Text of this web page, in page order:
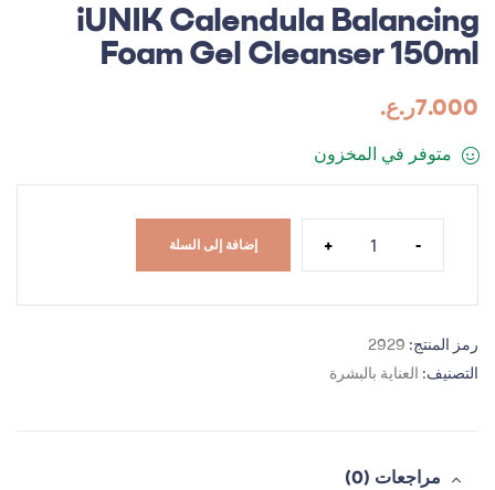
iUNIK Calendula Balancing
Foam Gel Cleanser 150ml
7.000ر.ع.
متوفر في المخزون
-
+ إضافة إلى السلة
رمز المنتج: 2929
التصنيف: العناية بالبشرة
مراجعات (0)